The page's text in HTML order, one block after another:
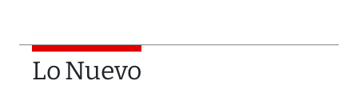
Lo Nuevo